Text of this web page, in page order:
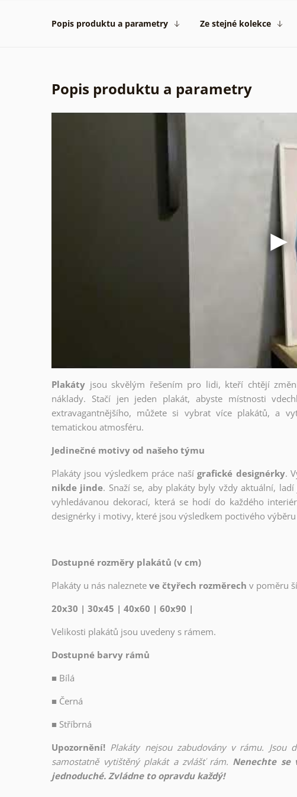
Popis produktu a parametry Ze stejné kolekce
Popis produktu a parametry
Plakáty jsou skvělým řešením pro lidi, kteří chtějí
náklady. Stačí jen jeden plakát, abyste místnosti
extravagantnějšího, můžete si vybrat více plakátů, a
tematickou atmosféru.
Jedinečné motivy od našeho týmu
Plakáty jsou výsledkem práce naší grafické designérky.
nikde jinde. Snaží se, aby plakáty byly vždy aktuální,
vyhledávanou dekorací, která se hodí do každého
designérky i motivy, které jsou výsledkem poctivého
Dostupné rozměry plakátů (v cm)
Plakáty u nás naleznete ve čtyřech rozměrech v poměru
20x30 | 30x45 | 40x60 | 60x90 |
Velikosti plakátů jsou uvedeny s rámem.
Dostupné barvy rámů
■ Bílá
■ Černá
■ Stříbrná
Upozornění! Plakáty nejsou zabudovány v rámu. Jsou
samostatně vytištěný plakát a zvlášť rám. Nenechte
jednoduché. Zvládne to opravdu každý!